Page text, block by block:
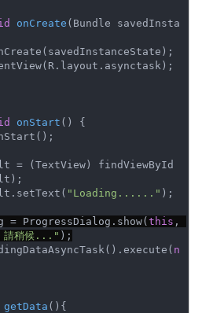
onCreate (Bundle savedInsta
onStart ()
{
"Loading......" );
= ProgressDialog.show(this
請稍候..." );
n
getData () {